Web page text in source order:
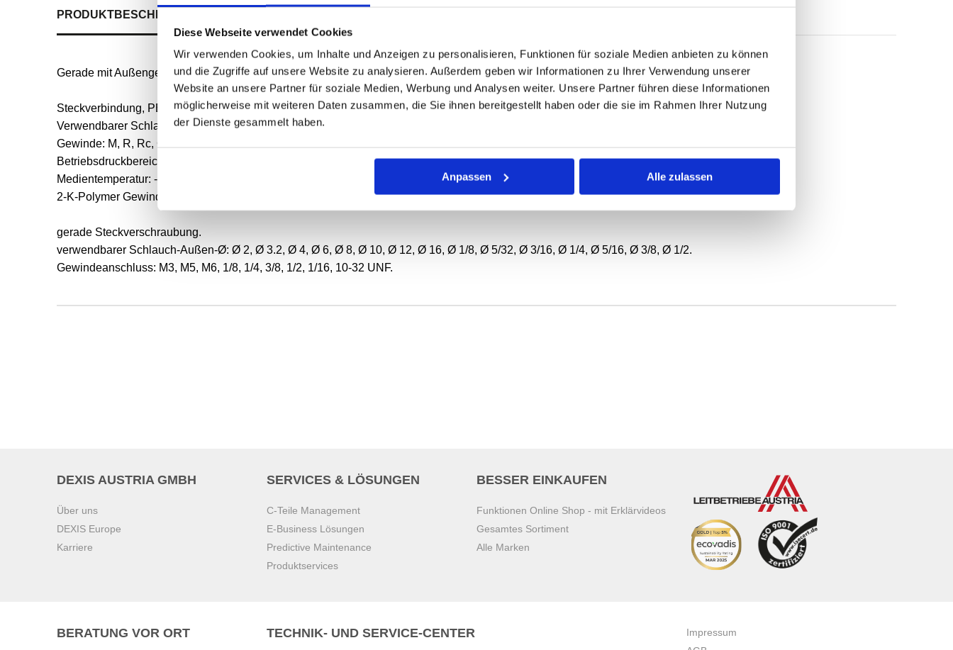
Diese Webseite verwendet Cookies
Wir verwenden Cookies, um Inhalte und Anzeigen zu personalisieren, Funktionen für soziale Medien anbieten zu können
und die Zugriffe auf unsere Website zu analysieren. Außerdem geben wir Informationen zu Ihrer Verwendung unserer
Website an unsere Partner für soziale Medien, Werbung und Analysen weiter. Unsere Partner führen diese Informationen
möglicherweise mit weiteren Daten zusammen, die Sie ihnen bereitgestellt haben oder die sie im Rahmen Ihrer Nutzung
der Dienste gesammelt haben.
Anpassen Alle zulassen
PRODUKTBESCHREIBUNG
Gerade mit Außengewinde - KQ2H
Steckverbindung, PBT-Material für allgemeine Anwendungen
Verwendbarer Schlauchdurchmesser von Ø 3,2 bis Ø 6 mm
Gewinde: M, R, Rc, G, NPT, UNF, UNI
Betriebsdruckbereich: -100 kPa bis 1 MPa
Medientemperatur: -5 bis 60 °C, Wasser: 0 bis 40 °C
2-K-Polymer Gewindebeschichtung, Uni-Dichtung und Flächendichtring.
gerade Steckverschraubung.
verwendbarer Schlauch-Außen-Ø: Ø 2, Ø 3.2, Ø 4, Ø 6, Ø 8, Ø 10, Ø 12, Ø 16, Ø 1/8, Ø 5/32, Ø 3/16, Ø 1/4, Ø 5/16, Ø 3/8, Ø 1/2.
Gewindeanschluss: M3, M5, M6, 1/8, 1/4, 3/8, 1/2, 1/16, 10-32 UNF.
DEXIS AUSTRIA GMBH
Über uns
DEXIS Europe
Karriere
SERVICES & LÖSUNGEN
C-Teile Management
E-Business Lösungen
Predictive Maintenance
Produktservices
BESSER EINKAUFEN
Funktionen Online Shop - mit Erklärvideos
Gesamtes Sortiment
Alle Marken
BERATUNG VOR ORT TECHNIK- UND SERVICE-CENTER
Impressum